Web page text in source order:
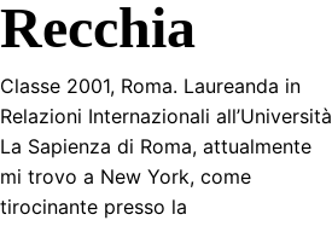
Recchia
Classe 2001, Roma. Laureanda in
Relazioni Internazionali all’Università
La Sapienza di Roma, attualmente
mi trovo a New York, come
tirocinante presso la